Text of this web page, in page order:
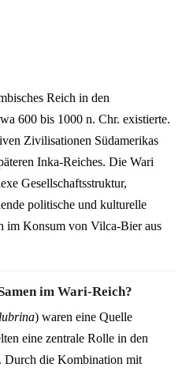
Reich in den
600 bis 1000 n. Chr. existierte.
Zivilisationen Südamerikas
Inka-Reiches. Die Wari
Gesellschaftsstruktur,
politische und kulturelle
im Konsum von Vilca-Bier aus
im Wari-Reich?
) waren eine Quelle
eine zentrale Rolle in den
Durch die Kombination mit